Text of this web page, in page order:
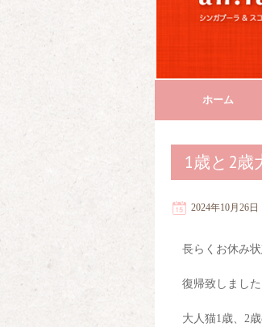
ホーム
1歳と2歳
2024年10月26日
長らくお休み
復帰致しまし
大人猫1歳、2